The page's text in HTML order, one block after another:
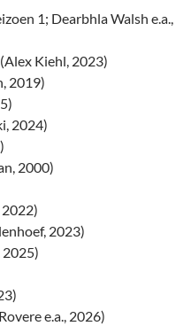
1; Dearbhla Walsh e.a.,
(Alex Kiehl, 2023)
2019)
2024)
2000)
2023)
e.a., 2026)